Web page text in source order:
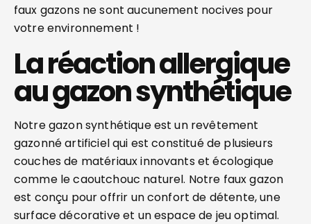
faux gazons ne sont aucunement nocives pour
votre environnement !
La réaction allergique
au gazon synthétique
Notre gazon synthétique est un revêtement
gazonné artificiel qui est constitué de plusieurs
couches de matériaux innovants et écologique
comme le caoutchouc naturel. Notre faux gazon
est conçu pour offrir un confort de détente, une
surface décorative et un espace de jeu optimal.